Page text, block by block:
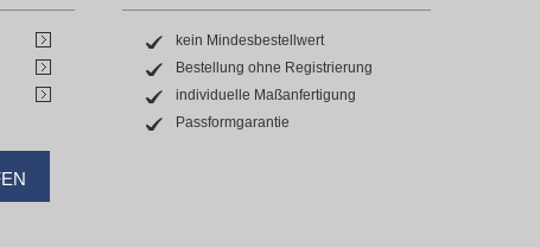
kein Mindesbestellwert
Bestellung ohne Registrierung
individuelle Maßanfertigung
Passformgarantie